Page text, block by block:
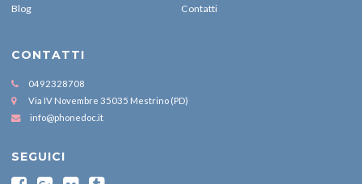
Blog Contatti
CONTATTI
0492328708
Via IV Novembre 35035 Mestrino (PD)
info@phonedoc.it
SEGUICI